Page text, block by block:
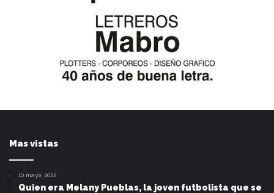
Mas vistas
10 mayo, 2022
Quien era Melany Pueblas, la joven futbolista que se